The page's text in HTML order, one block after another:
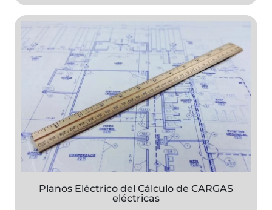
Planos Eléctrico del Cálculo de CARGAS
eléctricas